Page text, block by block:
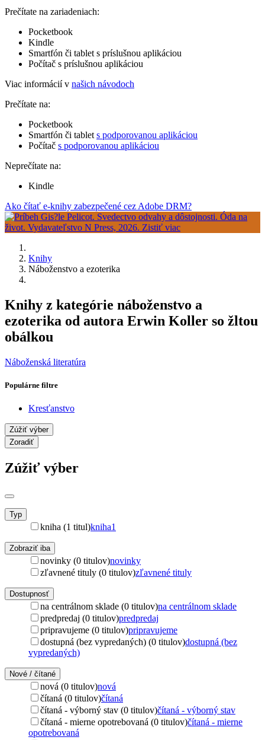
Prečítate na zariadeniach:
Pocketbook
Kindle
Smartfón či tablet s príslušnou aplikáciou
Počítač s príslušnou aplikáciou
Viac informácií v našich návodoch
Prečítate na:
Pocketbook
Smartfón či tablet s podporovanou aplikáciou
Počítač s podporovanou aplikáciou
Neprečítate na:
Kindle
Ako čítať e-knihy zabezpečené cez Adobe DRM?
Knihy
Náboženstvo a ezoterika
Knihy z kategórie náboženstvo a
ezoterika od autora Erwin Koller so žltou
obálkou
Náboženská literatúra
Populárne filtre
Kresťanstvo
Zúžiť výber
Zoradiť
Zúžiť výber
Typ
kniha (1 titul)kniha1
Zobraziť iba
novinky (0 titulov)novinky
zľavnené tituly (0 titulov)zľavnené tituly
Dostupnosť
na centrálnom sklade (0 titulov)na centrálnom sklade
predpredaj (0 titulov)predpredaj
pripravujeme (0 titulov)pripravujeme
dostupná (bez vypredaných) (0 titulov)dostupná (bez
vypredaných)
Nové / čítané
nová (0 titulov)nová
čítaná (0 titulov)čítaná
čítaná - výborný stav (0 titulov)čítaná - výborný stav
čítaná - mierne opotrebovaná (0 titulov)čítaná - mierne
opotrebovaná